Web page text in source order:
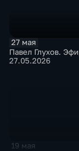
27 мая
Павел Глухов.
27.05.2026
19 мая